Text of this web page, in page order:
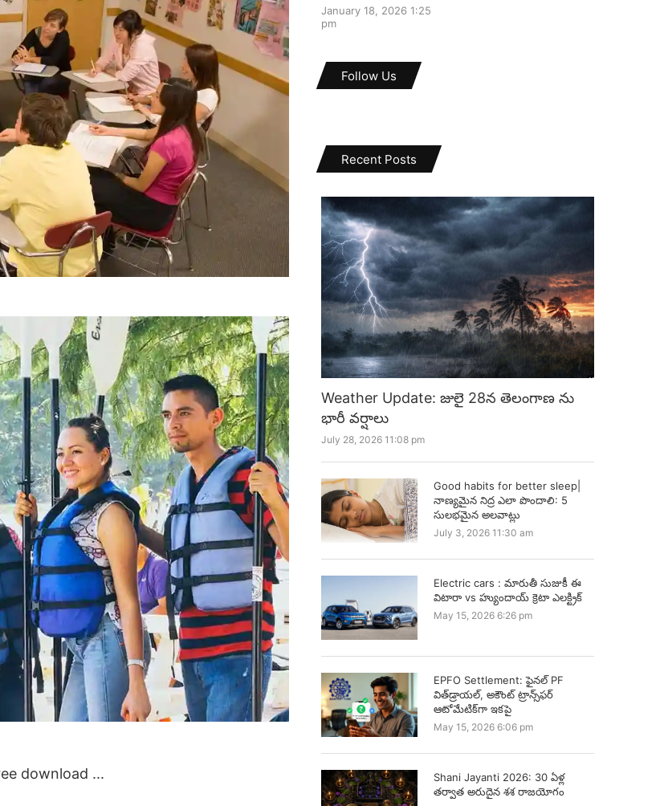
January 18, 2026 1:25
pm
Follow Us
Recent Posts
Weather Update: జులై 28న తెలంగాణ ను
భారీ వర్షాలు
July 28, 2026 11:08 pm
Good habits for better sleep|
నాణ్యమైన నిద్ర ఎలా పొందాలి: 5
సులభమైన అలవాట్లు
July 3, 2026 11:30 am
Electric cars : మారుతీ సుజుకీ ఈ
విటారా vs హ్యుందాయ్ క్రెటా ఎలక్ట్రిక్
May 15, 2026 6:26 pm
EPFO Settlement: ఫైనల్ PF
విత్‌డ్రాయల్, అకౌంట్ ట్రాన్స్‌ఫర్
ఆటోమేటిక్‌గా ఇకపై
May 15, 2026 6:06 pm
Shani Jayanti 2026: 30 ఏళ్ల
తర్వాత అరుదైన శశ రాజయోగం